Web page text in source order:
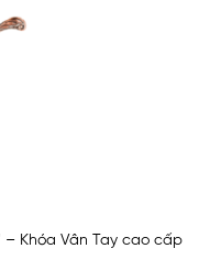
– Khóa Vân Tay cao cấp